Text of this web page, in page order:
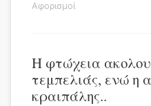
Αφορισμοί
Η φτώχεια
τεμπελιάς, ενώ η
κραιπάλης..